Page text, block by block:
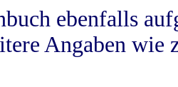
ebenfalls
Angaben wie